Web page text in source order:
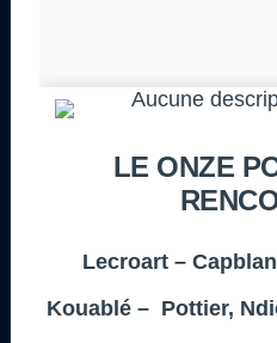
LE ONZE
Lecroart –
Kouablé – Pottier,